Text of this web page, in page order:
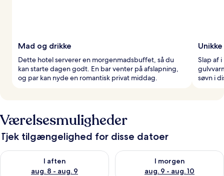
Mad og drikke
Dette hotel serverer en morgenmadsbuffet, så du
kan starte dagen godt. En bar venter på afslapning,
og par kan nyde en romantisk privat middag.
Slap af
søvn i
Værelsesmuligheder
Tjek tilgængelighed for disse datoer
I aften
aug. 8 - aug. 9
Tjek tilgængelighed for i aften aug. 8 - aug. 9
I morgen
aug. 9 - aug. 10
Tjek tilgængelighed for i